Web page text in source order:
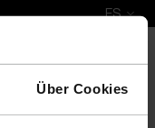
Über Cookies
ES